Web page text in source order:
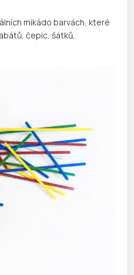
mikádo barvách, které
čepic, šátků,